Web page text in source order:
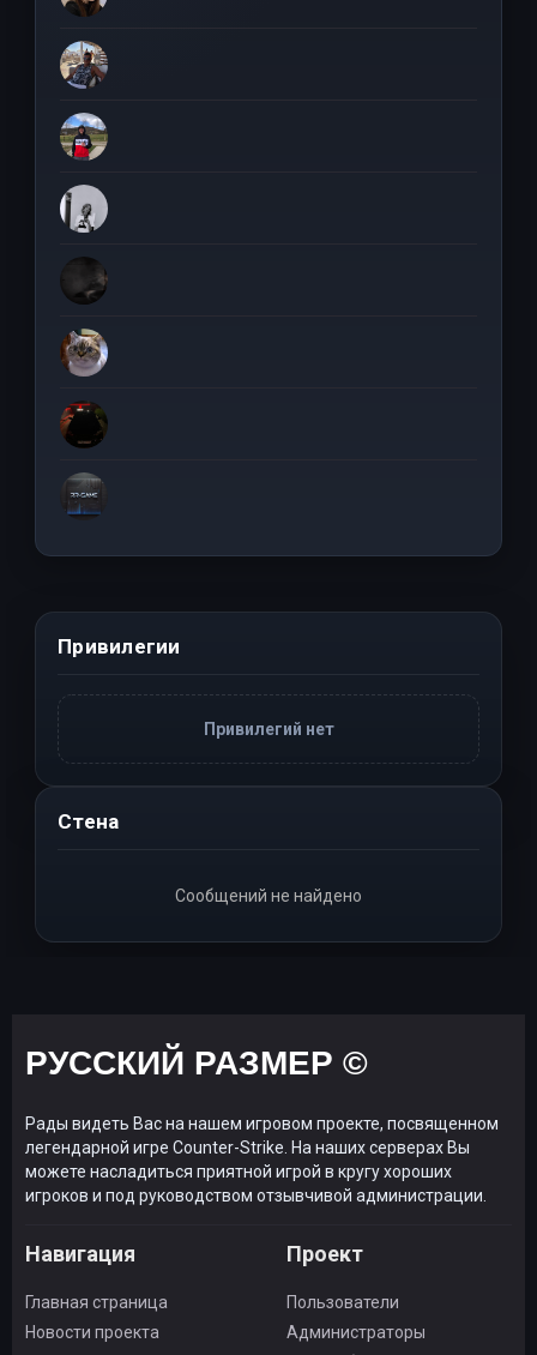
Привилегии
Привилегий нет
Стена
Сообщений не найдено
РУССКИЙ РАЗМЕР ©
Рады видеть Вас на нашем игровом проекте, посвященном
легендарной игре Counter-Strike. На наших серверах Вы
можете насладиться приятной игрой в кругу хороших
игроков и под руководством отзывчивой администрации.
Навигация
Главная страница
Новости проекта
Проект
Пользователи
Администраторы